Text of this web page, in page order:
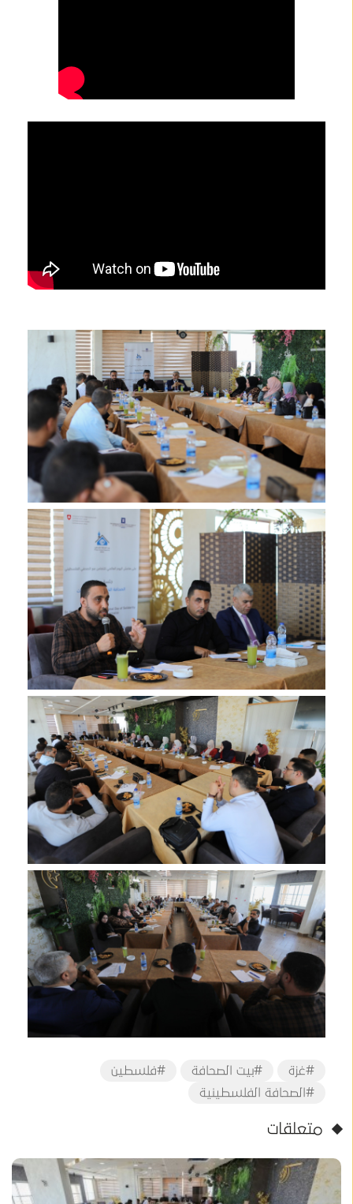
#غزة #بيت الصحافة
#فلسطين
#الصحافة الفلسطينية
متعلقات